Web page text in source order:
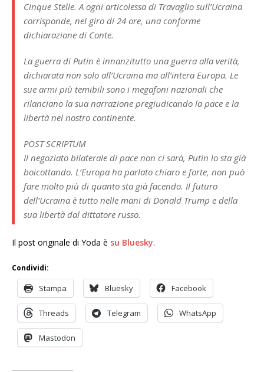
Cinque Stelle. A ogni articolessa di Travaglio sull’Ucraina
corrisponde, nel giro di 24 ore, una conforme
dichiarazione di Conte.
La guerra di Putin è innanzitutto una guerra alla verità,
dichiarata non solo all’Ucraina ma all’intera Europa. Le
sue armi più temibili sono i megafoni nazionali che
rilanciano la sua narrazione pregiudicando la pace e la
libertà nel nostro continente.
POST SCRIPTUM
Il negoziato bilaterale di pace non ci sarà, Putin lo sta già
boicottando. L’Europa ha parlato chiaro e forte, non può
fare molto più di quanto sta già facendo. Il futuro
dell’Ucraina è tutto nelle mani di Donald Trump e della
sua libertà dal dittatore russo.
Il post originale di Yoda è su Bluesky.
Condividi:
Stampa Bluesky Facebook
Threads Telegram WhatsApp
Mastodon